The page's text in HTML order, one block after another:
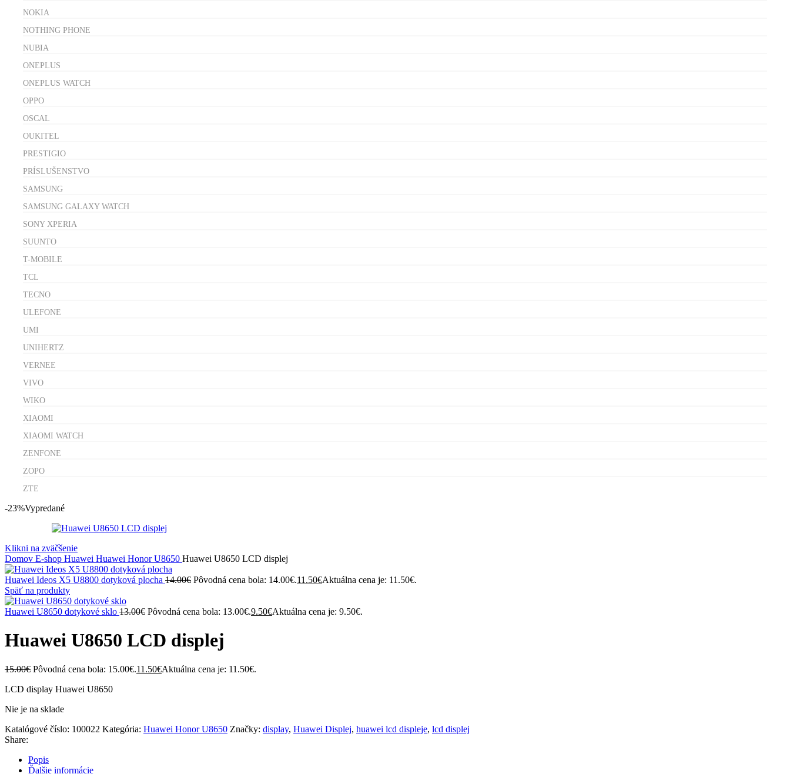
NOKIA
NOTHING PHONE
NUBIA
ONEPLUS
ONEPLUS WATCH
OPPO
OSCAL
OUKITEL
PRESTIGIO
PRÍSLUŠENSTVO
SAMSUNG
SAMSUNG GALAXY WATCH
SONY XPERIA
SUUNTO
T-MOBILE
TCL
TECNO
ULEFONE
UMI
UNIHERTZ
VERNEE
VIVO
WIKO
XIAOMI
XIAOMI WATCH
ZENFONE
ZOPO
ZTE
-23%Vypredané
Klikni na zväčšenie
Domov E-shop Huawei Huawei Honor U8650 Huawei U8650 LCD displej
Huawei Ideos X5 U8800 dotyková plocha 14.00€ Pôvodná cena bola: 14.00€.11.50€Aktuálna cena je: 11.50€.
Späť na produkty
Huawei U8650 dotykové sklo 13.00€ Pôvodná cena bola: 13.00€.9.50€Aktuálna cena je: 9.50€.
Huawei U8650 LCD displej
15.00€ Pôvodná cena bola: 15.00€.11.50€Aktuálna cena je: 11.50€.
LCD display Huawei U8650
Nie je na sklade
Katalógové číslo: 100022 Kategória: Huawei Honor U8650 Značky: display, Huawei Displej, huawei lcd displeje, lcd displej
Share:
Popis
Ďalšie informácie